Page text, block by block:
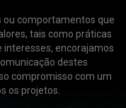
ou comportamentos que
tais como práticas
interesses, encorajamos
destes
compromisso com um
os projetos.